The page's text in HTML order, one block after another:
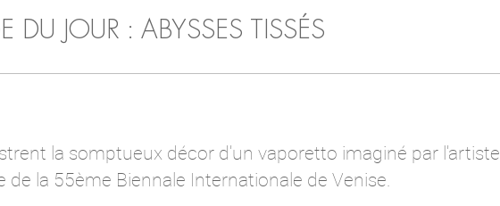
DU JOUR : ABYSSES TISSÉS
la somptueux décor d'un vaporetto imaginé par l'artiste
la 55ème Biennale Internationale de Venise.